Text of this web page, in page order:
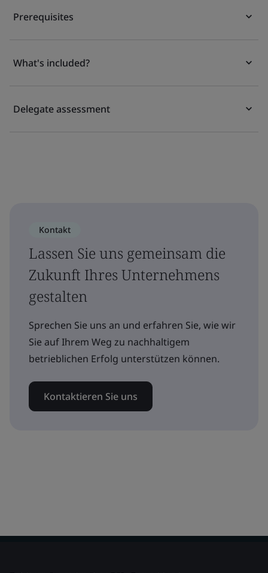
Prerequisites
What's included?
Delegate assessment
Kontakt
Lassen Sie uns gemeinsam die
Zukunft Ihres Unternehmens
gestalten
Sprechen Sie uns an und erfahren Sie, wie wir
Sie auf Ihrem Weg zu nachhaltigem
betrieblichen Erfolg unterstützen können.
Kontaktieren Sie uns